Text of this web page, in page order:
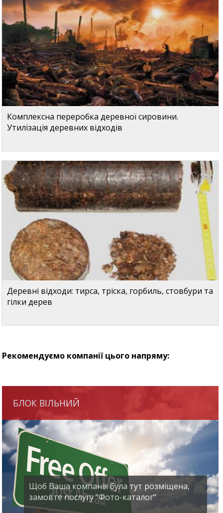
Комплексна переробка деревної сировини.
Утилізація деревних відходів
Деревні відходи: тирса, тріска, горбиль, стовбури та
гілки дерев
Рекомендуємо компанії цього напряму:
БЛОК ВІЛЬНИЙ
Щоб Ваша компанія була тут розміщена,
замовте послугу "Фото-каталог"